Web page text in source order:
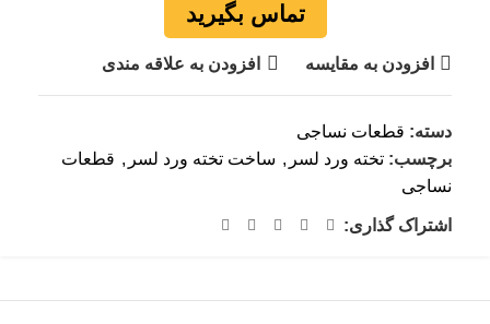
تماس بگیرید
افزودن به مقایسه افزودن به علاقه مندی
دسته: قطعات نساجی
برچسب: تخته ورد لسر , ساخت تخته ورد لسر , قطعات
نساجی
اشتراک گذاری: